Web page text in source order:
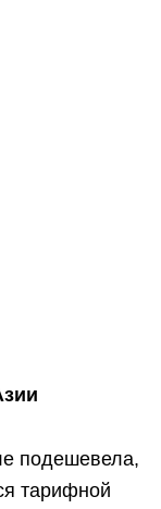
подешевела,
тарифной